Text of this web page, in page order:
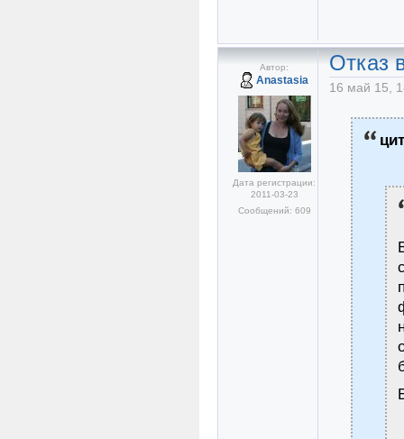
Автор:
Anastasia
Дата регистрации:
2011-03-23
Сообщений: 609
Отказ
16 май 15,